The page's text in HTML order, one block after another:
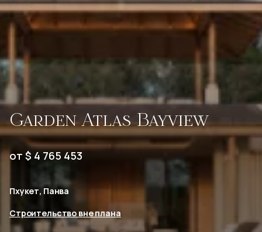
Garden Atlas Bayview
от $ 4 765 453
Пхукет, Панва
Строительство вне плана